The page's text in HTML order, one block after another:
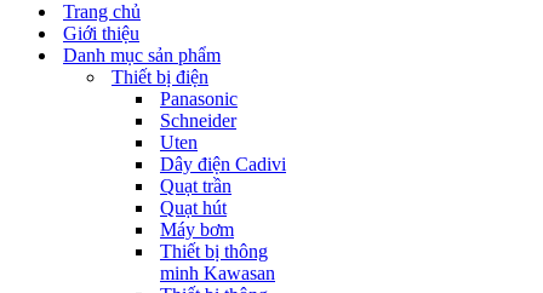
Trang chủ
Giới thiệu
Danh mục sản phẩm
Thiết bị điện
Panasonic
Schneider
Uten
Dây điện Cadivi
Quạt trần
Quạt hút
Máy bơm
Thiết bị thông
minh Kawasan